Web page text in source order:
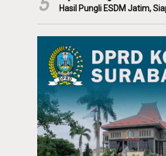
Hasil Pungli ESDM Jatim,